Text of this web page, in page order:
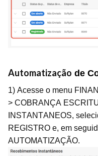
Automatização de
1) Acesse o menu
> COBRANÇA
INSTANTANEOS,
REGISTRO e, em
AUTOMATIZAÇÃO.